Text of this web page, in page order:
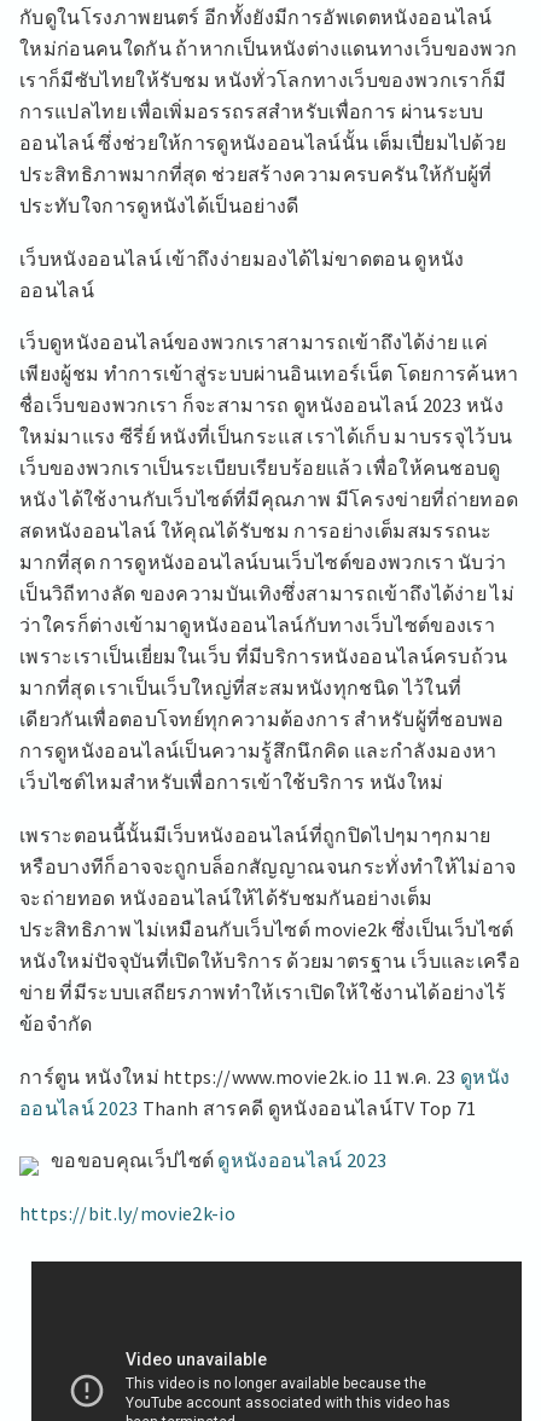
กับดูในโรงภาพยนตร์ อีกทั้งยังมีการอัพเดตหนังออนไลน์
ใหม่ก่อนคนใดกัน ถ้าหากเป็นหนังต่างแดนทางเว็บของพวก
เราก็มีซับไทยให้รับชม หนังทั่วโลกทางเว็บของพวกเราก็มี
การแปลไทย เพื่อเพิ่มอรรถรสสำหรับเพื่อการ ผ่านระบบ
ออนไลน์ ซึ่งช่วยให้การดูหนังออนไลน์นั้น เต็มเปี่ยมไปด้วย
ประสิทธิภาพมากที่สุด ช่วยสร้างความครบครันให้กับผู้ที่
ประทับใจการดูหนังได้เป็นอย่างดี
เว็บหนังออนไลน์ เข้าถึงง่ายมองได้ไม่ขาดตอน ดูหนัง
ออนไลน์
เว็บดูหนังออนไลน์ของพวกเราสามารถเข้าถึงได้ง่าย แค่
เพียงผู้ชม ทำการเข้าสู่ระบบผ่านอินเทอร์เน็ต โดยการค้นหา
ชื่อเว็บของพวกเรา ก็จะสามารถ ดูหนังออนไลน์ 2023 หนัง
ใหม่มาแรง ซีรี่ย์ หนังที่เป็นกระแส เราได้เก็บ มาบรรจุไว้บน
เว็บของพวกเราเป็นระเบียบเรียบร้อยแล้ว เพื่อให้คนชอบดู
หนัง ได้ใช้งานกับเว็บไซต์ที่มีคุณภาพ มีโครงข่ายที่ถ่ายทอด
สดหนังออนไลน์ ให้คุณได้รับชม การอย่างเต็มสมรรถนะ
มากที่สุด การดูหนังออนไลน์บนเว็บไซต์ของพวกเรา นับว่า
เป็นวิถีทางลัด ของความบันเทิงซึ่งสามารถเข้าถึงได้ง่าย ไม่
ว่าใครก็ต่างเข้ามาดูหนังออนไลน์กับทางเว็บไซต์ของเรา
เพราะเราเป็นเยี่ยมในเว็บ ที่มีบริการหนังออนไลน์ครบถ้วน
มากที่สุด เราเป็นเว็บใหญ่ที่สะสมหนังทุกชนิด ไว้ในที่
เดียวกันเพื่อตอบโจทย์ทุกความต้องการ สำหรับผู้ที่ชอบพอ
การดูหนังออนไลน์เป็นความรู้สึกนึกคิด และกำลังมองหา
เว็บไซต์ไหมสำหรับเพื่อการเข้าใช้บริการ หนังใหม่
เพราะตอนนี้นั้นมีเว็บหนังออนไลน์ที่ถูกปิดไปๆมาๆกมาย
หรือบางทีก็อาจจะถูกบล็อกสัญญาณจนกระทั่งทำให้ไม่อาจ
จะถ่ายทอด หนังออนไลน์ให้ได้รับชมกันอย่างเต็ม
ประสิทธิภาพ ไม่เหมือนกับเว็บไซต์ movie2k ซึ่งเป็นเว็บไซต์
หนังใหม่ปัจจุบันที่เปิดให้บริการ ด้วยมาตรฐาน เว็บและเครือ
ข่าย ที่มีระบบเสถียรภาพทำให้เราเปิดให้ใช้งานได้อย่างไร้
ข้อจำกัด
การ์ตูน หนังใหม่ https://www.movie2k.io 11 พ.ค. 23 ดูหนัง
ออนไลน์ 2023 Thanh สารคดี ดูหนังออนไลน์TV Top 71
ขอขอบคุณเว็ปไซต์ ดูหนังออนไลน์ 2023
https://bit.ly/movie2k-io